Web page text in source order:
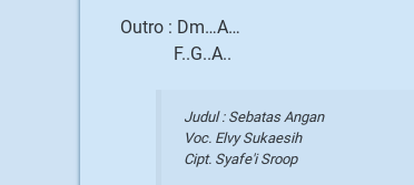
Outro : Dm…A…
F..G..A..
Judul : Sebatas Angan
Voc. Elvy Sukaesih
Cipt. Syafe'i Sroop